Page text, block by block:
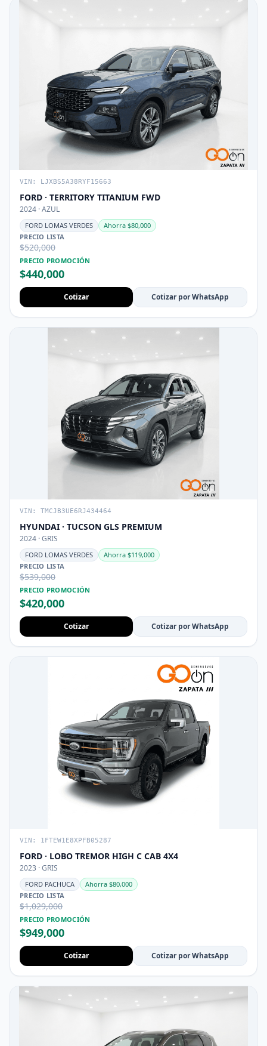
VIN: LJXBS5A38RYF15663
FORD · TERRITORY TITANIUM FWD
2024 · AZUL
FORD LOMAS VERDES
Ahorra $80,000
PRECIO LISTA
$520,000
PRECIO PROMOCIÓN
$440,000
Cotizar Cotizar por WhatsApp
VIN: TMCJB3UE6RJ434464
HYUNDAI · TUCSON GLS PREMIUM
2024 · GRIS
FORD LOMAS VERDES
Ahorra $119,000
PRECIO LISTA
$539,000
PRECIO PROMOCIÓN
$420,000
Cotizar Cotizar por WhatsApp
VIN: 1FTEW1E8XPFB05287
FORD · LOBO TREMOR HIGH C CAB 4X4
2023 · GRIS
FORD PACHUCA
Ahorra $80,000
PRECIO LISTA
$1,029,000
PRECIO PROMOCIÓN
$949,000
Cotizar Cotizar por WhatsApp